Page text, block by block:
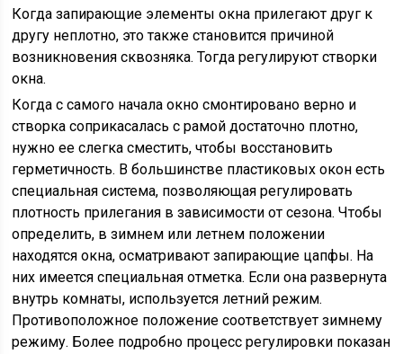
Когда запирающие элементы окна прилегают друг к
другу неплотно, это также становится причиной
возникновения сквозняка. Тогда регулируют створки
окна.
Когда с самого начала окно смонтировано верно и
створка соприкасалась с рамой достаточно плотно,
нужно ее слегка сместить, чтобы восстановить
герметичность. В большинстве пластиковых окон есть
специальная система, позволяющая регулировать
плотность прилегания в зависимости от сезона. Чтобы
определить, в зимнем или летнем положении
находятся окна, осматривают запирающие цапфы. На
них имеется специальная отметка. Если она развернута
внутрь комнаты, используется летний режим.
Противоположное положение соответствует зимнему
режиму. Более подробно процесс регулировки показан